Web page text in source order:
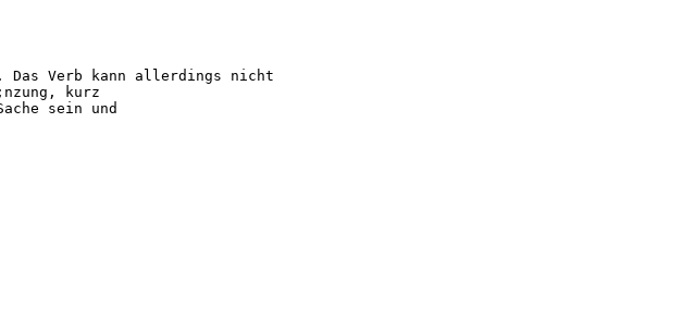
Das Verb kann allerdings nicht
kurz
sein und